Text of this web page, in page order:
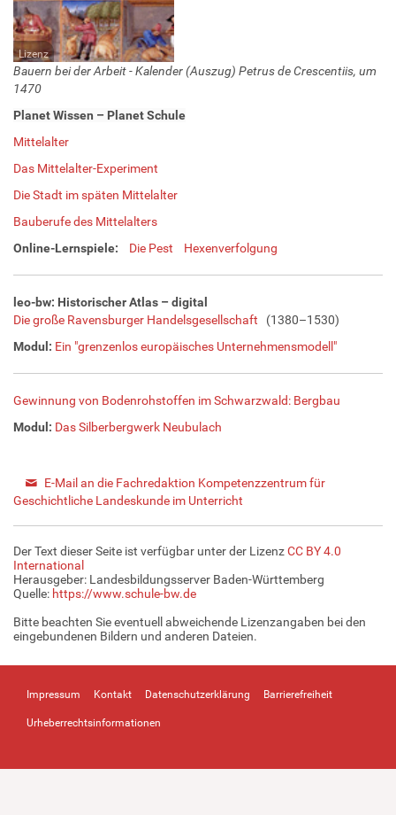
Lizenz
Bauern bei der Arbeit -Kalender (Auszug) Petrus de Crescentiis, um
1470
Planet Wissen – Planet Schule
Mittelalter
Das Mittelalter-Experiment
Die Stadt im späten Mittelalter
Bauberufe des Mittelalters
Online-Lernspiele: Die Pest Hexenverfolgung
leo-bw: Historischer Atlas – digital
Die große Ravensburger Handelsgesellschaft
(1380–1530)
Modul: Ein "grenzenlos europäisches Unternehmensmodell"
Gewinnung von Bodenrohstoffen im Schwarzwald: Bergbau
Modul: Das Silberbergwerk Neubulach
E-Mail an die Fachredaktion Kompetenzzentrum für
Geschichtliche Landeskunde im Unterricht
Der Text dieser Seite ist verfügbar unter der LizenzCC BY 4.0
International
Herausgeber: Landesbildungsserver Baden-Württemberg
Quelle: https://www.schule-bw.de
Bitte beachten Sie eventuell abweichende Lizenzangaben bei den
eingebundenen Bildern und anderen Dateien.
Impressum Kontakt Datenschutzerklärung Barrierefreiheit
Urheberrechtsinformationen